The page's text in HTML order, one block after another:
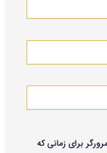
برای زمانی که